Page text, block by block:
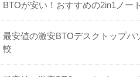
BTOが安い！おすすめの2in1ノー
最安値の激安BTOデスクトップパ
較